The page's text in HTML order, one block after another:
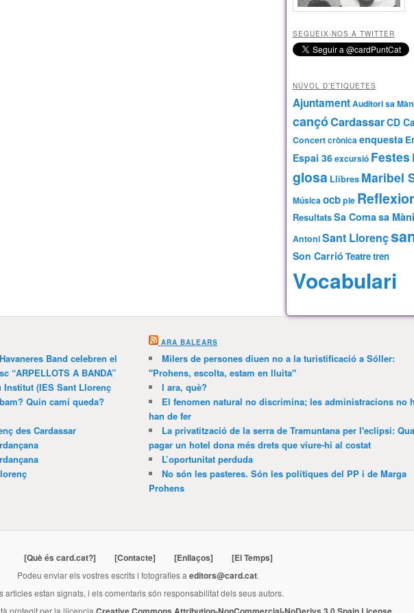
SEGUEIX-NOS A TWITTER
NÚVOL D’ETIQUETES
AjuntamentAuditori sa
cançóCardassarCD
Concertcrònicaenquesta
Espai 36excursió Festes
glosa Llibres Maribel
Músicaocbple
ResultatsSa Comasa
AntoniSant Llorenç
Son Carrió Teatretren
Vocabulari
Band celebren el
“ARPELLOTS A BANDA”
(IES Sant Llorenç
Quin camí queda?
des Cardassar
ARA BALEARS
Milers de persones diuen no a la turistificació a Sóller:
"Prohens, escolta, estam en lluita"
I ara, què?
El fenomen natural no discrimina; les administracions no
han de fer
La privatització de la serra de Tramuntana per l'eclipsi:
pagar un hotel dona més drets que viure-hi al costat
L’oportunitat perduda
No són les pasteres. Són les polítiques del PP i de Marga
Prohens
[Què és card.cat?] [Contacte] [Enllaços] [El Temps]
Podeu enviar els vostres escrits i fotografies a editors@card.cat.
articles estan signats, i els comentaris són responsabilitat dels seus autors.